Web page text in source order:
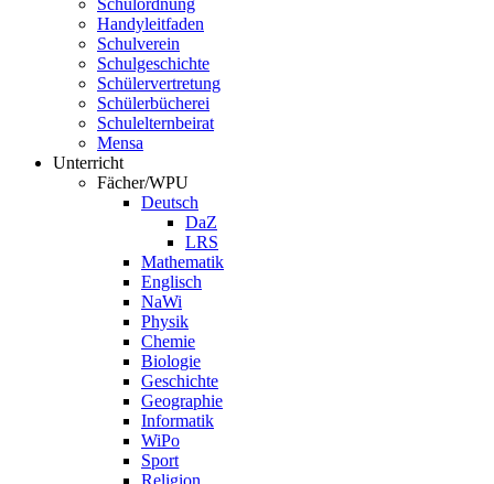
Schulordnung
Handyleitfaden
Schulverein
Schulgeschichte
Schülervertretung
Schülerbücherei
Schulelternbeirat
Mensa
Unterricht
Fächer/WPU
Deutsch
DaZ
LRS
Mathematik
Englisch
NaWi
Physik
Chemie
Biologie
Geschichte
Geographie
Informatik
WiPo
Sport
Religion